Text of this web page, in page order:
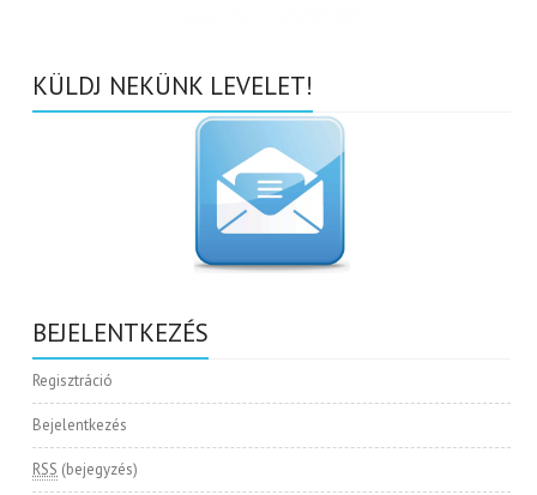
KÜLDJ NEKÜNK LEVELET!
BEJELENTKEZÉS
Regisztráció
Bejelentkezés
RSS (bejegyzés)